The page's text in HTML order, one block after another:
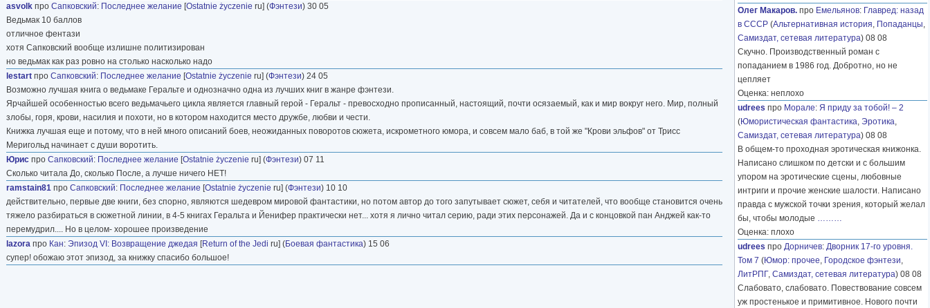
asvolk про Сапковский: Последнее желание [Ostatnie życzenie ru] (Фэнтези) 30 05
Ведьмак 10 баллов
отличное фентази
хотя Сапковский вообще излишне политизирован
но ведьмак как раз ровно на столько насколько надо
lestart про Сапковский: Последнее желание [Ostatnie życzenie ru] (Фэнтези) 24 05
Возможно лучшая книга о ведьмаке Геральте и однозначно одна из лучших книг в жанре фэнтези.
Ярчайшей особенностью всего ведьмачьего цикла является главный герой - Геральт - превосходно прописанный, настоящий, почти осязаемый, как и мир вокруг него. Мир, полный
злобы, горя, крови, насилия и похоти, но в котором находится место дружбе, любви и чести.
Книжка лучшая еще и потому, что в ней много описаний боев, неожиданных поворотов сюжета, искрометного юмора, и совсем мало баб, в той же "Крови эльфов" от Трисс
Меригольд начинает с души воротить.
Юрис про Сапковский: Последнее желание [Ostatnie życzenie ru] (Фэнтези) 07 11
Сколько читала До, сколько После, а лучше ничего НЕТ!
ramstain81 про Сапковский: Последнее желание [Ostatnie życzenie ru] (Фэнтези) 10 10
действительно, первые две книги, без спорно, являются шедевром мировой фантастики, но потом автор до того запутывает сюжет, себя и читателей, что вообще становится очень
тяжело разбираться в сюжетной линии, в 4-5 книгах Геральта и Йенифер практически нет... хотя я лично читал серию, ради этих персонажей. Да и с концовкой пан Анджей как-то
перемудрил.... Но в целом- хорошее произведение
lazora про Кан: Эпизод VI: Возвращение джедая [Return of the Jedi ru] (Боевая фантастика) 15 06
супер! обожаю этот эпизод, за книжку спасибо большое!
Олег Макаров. про Емельянов: Главред: назад
в СССР (Альтернативная история, Попаданцы,
Самиздат, сетевая литература) 08 08
Скучно. Производственный роман с
попаданием в 1986 год. Добротно, но не
цепляет
Оценка: неплохо
udrees про Морале: Я приду за тобой! – 2
(Юмористическая фантастика, Эротика,
Самиздат, сетевая литература) 08 08
В общем-то проходная эротическая книжонка.
Написано слишком по детски и с большим
упором на эротические сцены, любовные
интриги и прочие женские шалости. Написано
правда с мужской точки зрения, который желал
бы, чтобы молодые ………
Оценка: плохо
udrees про Дорничев: Дворник 17-го уровня.
Том 7 (Юмор: прочее, Городское фэнтези,
ЛитРПГ, Самиздат, сетевая литература) 08 08
Слабовато, слабовато. Повествование совсем
уж простенькое и примитивное. Нового почти